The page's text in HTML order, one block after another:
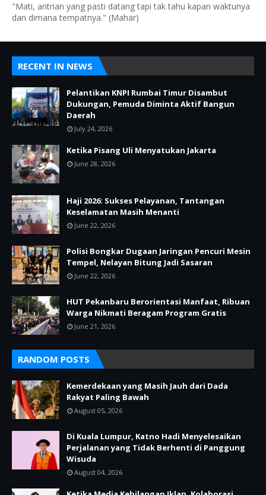
"Mati, antrian yang pasti datang tapi tak tahu kapan waktunya
dan dimana tempatnya." (Mahar)
RECENT IN NEWS
Pelantikan KNPI Rumbai Timur Disambut
Dukungan, Pemuda Diminta Aktif Bangun
Daerah
July 24, 2026
Ketika Pisang Uli Menyatukan Jakarta
June 28, 2026
Haji 2026: Sukses Pelayanan, Tantangan
Keselamatan Masih Menanti
June 22, 2026
Polisi Bongkar Dugaan Jaringan Pencuri Mesin
Tempel, Nelayan Bitung Jadi Sasaran
June 22, 2026
HUT Pekanbaru Berorientasi Manfaat, Ribuan
Warga Nikmati Beragam Program Gratis
June 21, 2026
RANDOM POSTS
Kemerdekaan yang Masih Jauh dari Dada
Rakyat Paling Bawah
August 05, 2026
Di Kuala Lumpur, Katno Hadi Menyelesaikan
Perjalanan yang Tidak Berhenti di Panggung
Wisuda
August 04, 2026